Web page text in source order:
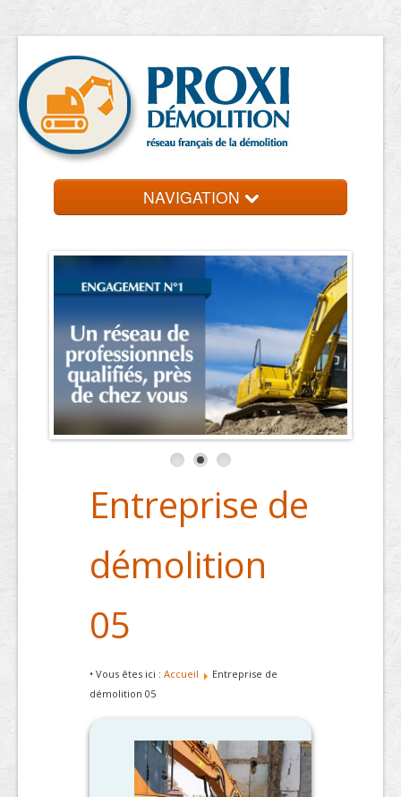
NAVIGATION
Entreprise de démolition
Entreprise de
démolition
05
• Vous êtes ici : Accueil
Entreprise de
démolition 05